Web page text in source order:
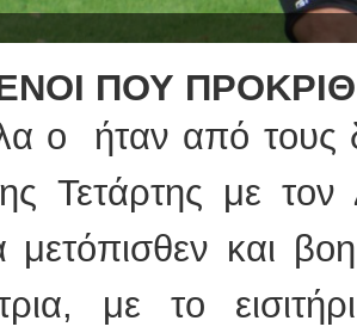
ΠΟΥ
ο ήταν από τους
Τετάρτης με
μετόπισθεν και
με το